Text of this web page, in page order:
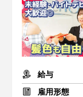
給与
雇用形態